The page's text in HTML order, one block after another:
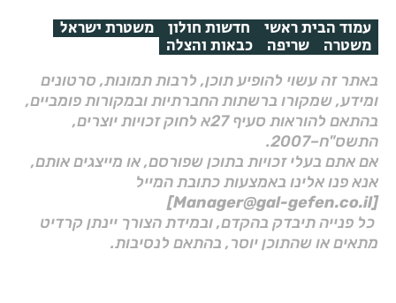
עמוד הבית ראשי חדשות חולון משטרת ישראל
משטרה שריפה כבאות והצלה
באתר זה עשוי להופיע תוכן, לרבות תמונות, סרטונים
ומידע, שמקורו ברשתות החברתיות ובמקורות פומביים,
בהתאם להוראות סעיף 27א לחוק זכויות יוצרים,
התשס"ח–2007.
אם אתם בעלי זכויות בתוכן שפורסם, או מייצגים אותם,
אנא פנו אלינו באמצעות כתובת המייל
[Manager@gal-gefen.co.il]
כל פנייה תיבדק בהקדם, ובמידת הצורך יינתן קרדיט
מתאים או שהתוכן יוסר, בהתאם לנסיבות.